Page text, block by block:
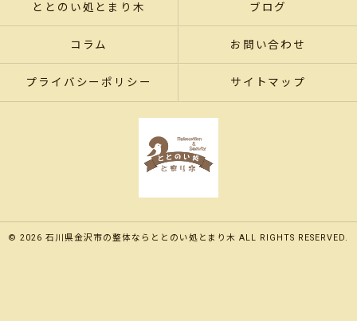
ととのい処とまり木 ブログ
コラム お問い合わせ
プライバシーポリシー サイトマップ
© 2026 石川県金沢市の整体ならととのい処とまり木 ALL RIGHTS RESERVED.